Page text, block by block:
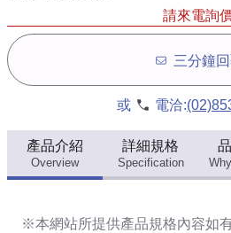
請來電詢
三分鐘
或 電洽:
產品介紹
Overview
詳細規格
Specification
※本網站所提供產品規格內容如